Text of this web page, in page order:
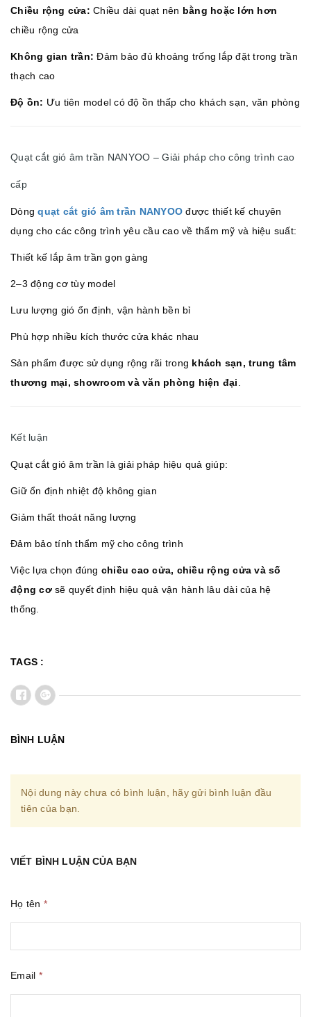
Chiều rộng cửa: Chiều dài quạt nên bằng hoặc lớn hơn
chiều rộng cửa
Không gian trần: Đảm bảo đủ khoảng trống lắp đặt trong trần
thạch cao
Độ ồn: Ưu tiên model có độ ồn thấp cho khách sạn, văn phòng
Quạt cắt gió âm trần NANYOO – Giải pháp cho công trình cao
cấp
Dòngquạt cắt gió âm trần NANYOO được thiết kế chuyên
dụng cho các công trình yêu cầu cao về thẩm mỹ và hiệu suất:
Thiết kế lắp âm trần gọn gàng
2–3 động cơ tùy model
Lưu lượng gió ổn định, vận hành bền bỉ
Phù hợp nhiều kích thước cửa khác nhau
Sản phẩm được sử dụng rộng rãi trong khách sạn, trung tâm
thương mại, showroom và văn phòng hiện đại
Kết luận
Quạt cắt gió âm trần là giải pháp hiệu quả giúp:
Giữ ổn định nhiệt độ không gian
Giảm thất thoát năng lượng
Đảm bảo tính thẩm mỹ cho công trình
Việc lựa chọn đúng chiều cao cửa, chiều rộng cửa và số
động cơsẽ quyết định hiệu quả vận hành lâu dài của hệ
thống.
TAGS :
BÌNH LUẬN
Nội dung này chưa có bình luận, hãy gửi bình luận đầu
tiên của bạn.
VIẾT BÌNH LUẬN CỦA BẠN
Họ tên *
Email *